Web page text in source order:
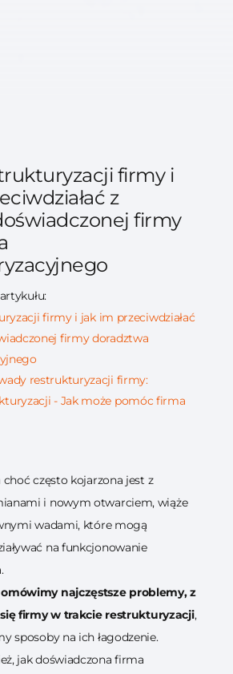
firmy i
z
firmy
firmy i jak im przeciwdziałać
firmy doradztwa
restrukturyzacji firmy:
- Jak może pomóc firma
często kojarzona jest z
i nowym otwarciem, wiąże
wadami, które mogą
na funkcjonowanie
najczęstsze problemy, z
firmy w trakcie restrukturyzacji,
sposoby na ich łagodzenie.
jak doświadczona firma